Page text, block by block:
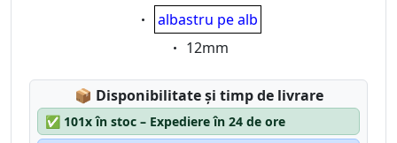
Eigenschaft:
albastru pe alb
Eigenschaft:
12mm
📦 Lagerstatus:
Disponibilitate și timp de livrare
✅ 101x în stoc – Expediere în 24 de ore